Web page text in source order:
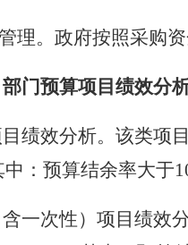
理。 政府按照采购
部门预算项目绩效分析
绩效分析。 该类项
中：预算结余率大于
含一次性）项目绩效分